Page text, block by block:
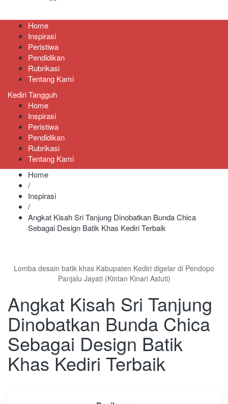
Home
Inspirasi
Peristiwa
Pendidikan
Rubrikasi
Tentang Kami
Kediri Tangguh
Home
Inspirasi
Peristiwa
Pendidikan
Rubrikasi
Tentang Kami
Home
/
Inspirasi
/
Angkat Kisah Sri Tanjung Dinobatkan Bunda Chica
Sebagai Design Batik Khas Kediri Terbaik
Lomba desain batik khas Kabupaten Kediri digelar di Pendopo
Panjalu Jayati (Kintan Kinari Astuti)
Angkat Kisah Sri Tanjung
Dinobatkan Bunda Chica
Sebagai Design Batik
Khas Kediri Terbaik